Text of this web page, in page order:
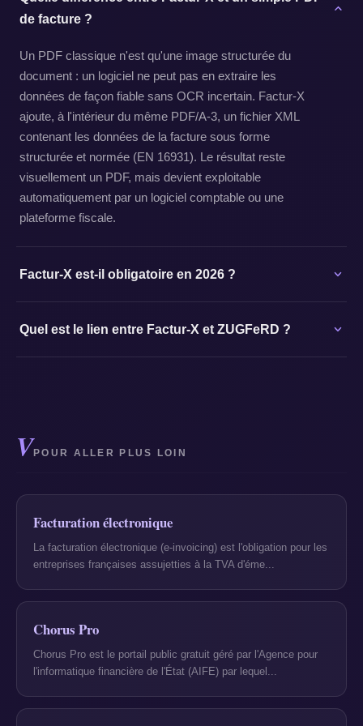
de facture ?
Un PDF classique n'est qu'une image structurée du
document : un logiciel ne peut pas en extraire les
données de façon fiable sans OCR incertain. Factur-X
ajoute, à l'intérieur du même PDF/A-3, un fichier XML
contenant les données de la facture sous forme
structurée et normée (EN 16931). Le résultat reste
visuellement un PDF, mais devient exploitable
automatiquement par un logiciel comptable ou une
plateforme fiscale.
Factur-X est-il obligatoire en 2026 ?
Quel est le lien entre Factur-X et ZUGFeRD ?
VPOUR ALLER PLUS LOIN
Facturation électronique
La facturation électronique (e-invoicing) est l'obligation pour les
entreprises françaises assujetties à la TVA d'éme...
Chorus Pro
Chorus Pro est le portail public gratuit géré par l'Agence pour
l'informatique financière de l'État (AIFE) par lequel...